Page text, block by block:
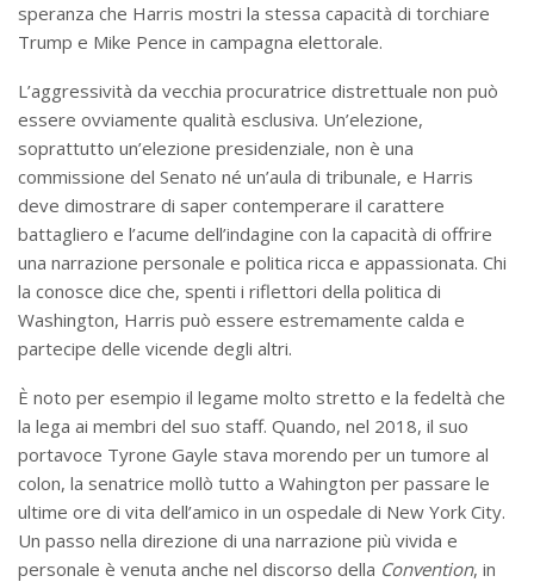
speranza che Harris mostri la stessa capacità di torchiare
Trump e Mike Pence in campagna elettorale.
L’aggressività da vecchia procuratrice distrettuale non può
essere ovviamente qualità esclusiva. Un’elezione,
soprattutto un’elezione presidenziale, non è una
commissione del Senato né un’aula di tribunale, e Harris
deve dimostrare di saper contemperare il carattere
battagliero e l’acume dell’indagine con la capacità di offrire
una narrazione personale e politica ricca e appassionata. Chi
la conosce dice che, spenti i riflettori della politica di
Washington, Harris può essere estremamente calda e
partecipe delle vicende degli altri.
È noto per esempio il legame molto stretto e la fedeltà che
la lega ai membri del suo staff. Quando, nel 2018, il suo
portavoce Tyrone Gayle stava morendo per un tumore al
colon, la senatrice mollò tutto a Wahington per passare le
ultime ore di vita dell’amico in un ospedale di New York City.
Un passo nella direzione di una narrazione più vivida e
personale è venuta anche nel discorso della Convention, in